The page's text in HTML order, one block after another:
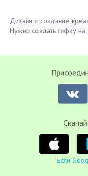
Дизайн и создание
Нужно создать гифку
Если